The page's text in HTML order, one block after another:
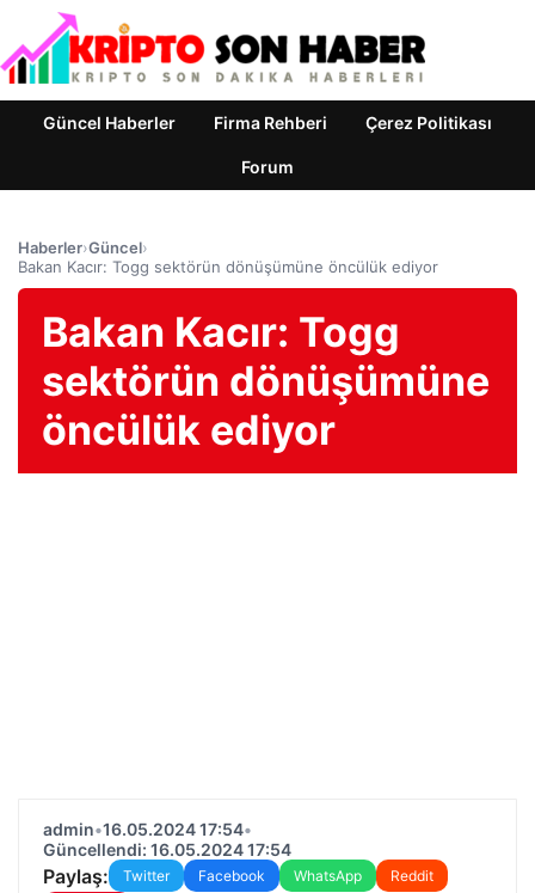
Güncel Haberler Firma Rehberi Çerez Politikası
Forum
Haberler›Güncel›
Bakan Kacır: Togg sektörün dönüşümüne öncülük ediyor
Bakan Kacır: Togg
sektörün dönüşümüne
öncülük ediyor
admin•16.05.2024 17:54•
Güncellendi: 16.05.2024 17:54
Paylaş: Twitter Facebook WhatsApp
Reddit